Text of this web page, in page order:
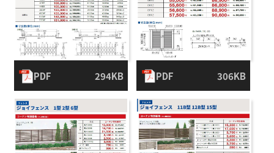
PDF 294KB PDF 306KB